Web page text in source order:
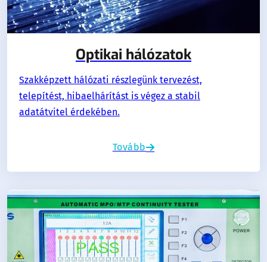
Optikai hálózatok
Szakképzett hálózati részlegünk tervezést,
telepítést, hibaelhárítást is végez a stabil
adatátvitel érdekében.
Tovább